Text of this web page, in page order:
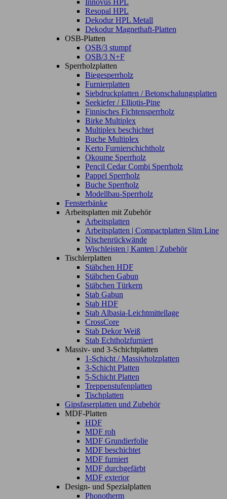
Innovus HPL
Resopal HPL
Dekodur HPL Metall
Dekodur Magnethaft-Platten
OSB-Platten
OSB/3 stumpf
OSB/3 N+F
Sperrholzplatten
Biegesperrholz
Furnierplatten
Siebdruckplatten / Betonschalungsplatten
Seekiefer / Elliotis-Pine
Finnisches Fichtensperrholz
Birke Multiplex
Multiplex beschichtet
Buche Multiplex
Kerto Furnierschichtholz
Okoume Sperrholz
Pencil Cedar Combi Sperrholz
Pappel Sperrholz
Buche Sperrholz
Modellbau-Sperrholz
Fensterbänke
Arbeitsplatten mit Zubehör
Arbeitsplatten
Arbeitsplatten | Compactplatten Slim Line
Nischenrückwände
Wischleisten | Kanten | Zubehör
Tischlerplatten
Stäbchen HDF
Stäbchen Gabun
Stäbchen Türkern
Stab Gabun
Stab HDF
Stab Albasia-Leichtmittellage
CrossCore
Stab Dekor Weiß
Stab Echtholzfurniert
Massiv- und 3-Schichtplatten
1-Schicht / Massivholzplatten
3-Schicht Platten
5-Schicht Platten
Treppenstufenplatten
Tischplatten
Gipsfaserplatten und Zubehör
MDF-Platten
HDF
MDF roh
MDF Grundierfolie
MDF beschichtet
MDF furniert
MDF durchgefärbt
MDF exterior
Design- und Spezialplatten
Phonotherm